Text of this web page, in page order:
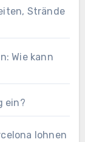
Strände
Wie kann
ein?
lohnen